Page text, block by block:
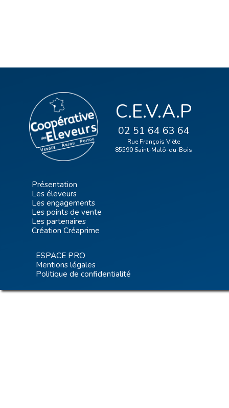
C.E.V.A.P
02 51 64 63 64
Rue François Viète
85590 Saint-Malô-du-Bois
Présentation
Les éleveurs
Les engagements
Les points de vente
Les partenaires
Création Créaprime
ESPACE PRO
Mentions légales
Politique de confidentialité